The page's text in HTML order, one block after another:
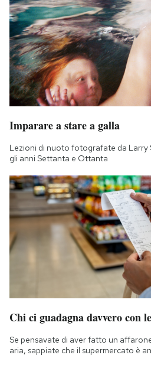
Imparare a stare a galla
Lezioni di nuoto fotografate da Larry
gli anni Settanta e Ottanta
Chi ci guadagna davvero con
Se pensavate di aver fatto un
aria, sappiate che il supermercato è